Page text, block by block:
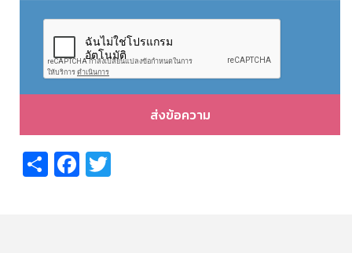
ส่งข้อความ
ShareFacebook